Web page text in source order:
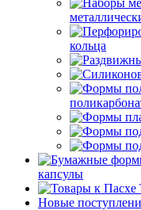
кольца
капсулы
Новые